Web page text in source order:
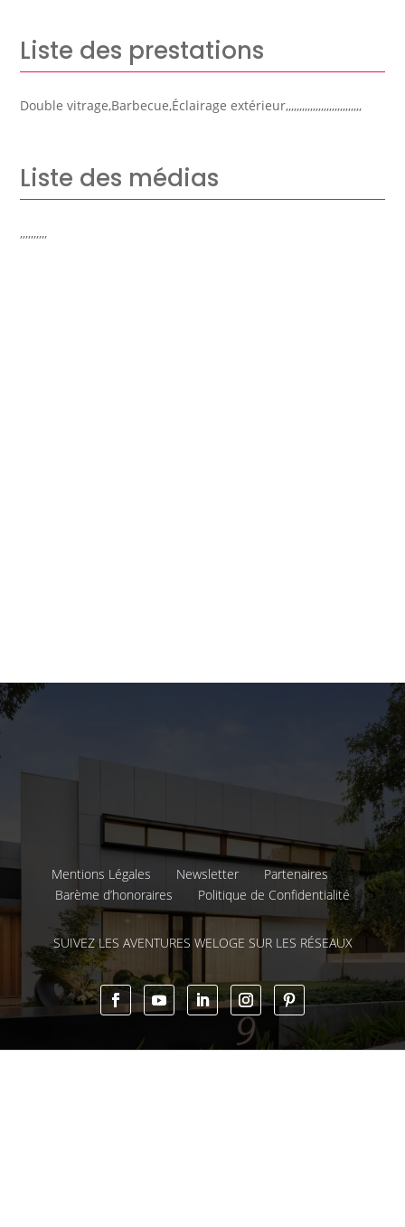
Liste des prestations
Double vitrage,Barbecue,Éclairage extérieur,,,,,,,,,,,,,,,,,,,,,,,,,,,,
Liste des médias
,,,,,,,,,,
Mentions Légales Newsletter
Partenaires
Barème d’honoraires
Politique de Confidentialité
SUIVEZ LES AVENTURES WELOGE SUR LES RÉSEAUX